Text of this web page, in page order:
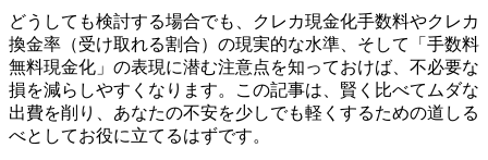
どうしても検討する場合でも、クレカ現金化手数料やクレカ
換金率（受け取れる割合）の現実的な水準、そして「手数料
無料現金化」の表現に潜む注意点を知っておけば、不必要な
損を減らしやすくなります。この記事は、賢く比べてムダな
出費を削り、あなたの不安を少しでも軽くするための道しる
べとしてお役に立てるはずです。